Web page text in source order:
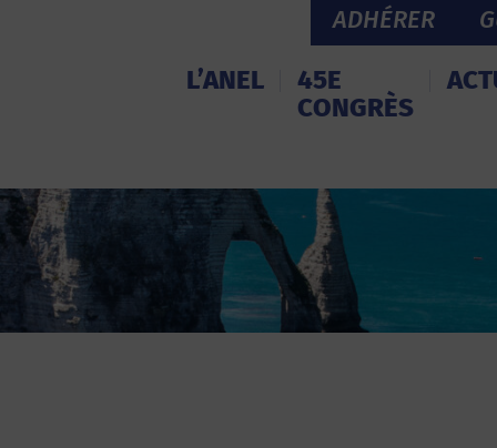
ADHÉRER
L’ANEL
45E
CONGRÈS